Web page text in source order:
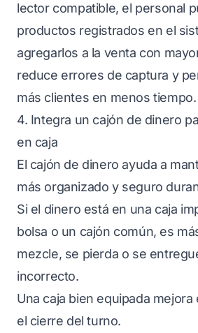
lector compatible, el personal
productos registrados en el
agregarlos a la venta con
reduce errores de captura y
más clientes en menos tiempo.
4. Integra un cajón de dinero
en caja
El cajón de dinero ayuda a
más organizado y seguro
Si el dinero está en una caja
bolsa o un cajón común, es
mezcle, se pierda o se
incorrecto.
Una caja bien equipada
el cierre del turno.